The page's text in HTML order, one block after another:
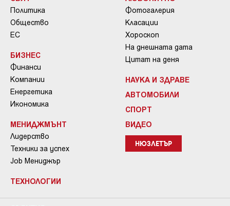
Политика
Общество
ЕС
БИЗНЕС
Финанси
Компании
Енергетика
Икономика
МЕНИДЖМЪНТ
Лидерство
Техники за успех
Job Мениджър
ТЕХНОЛОГИИ
Фотогалерия
Класации
Хороскоп
На днешната дата
Цитат на деня
НАУКА И ЗДРАВЕ
АВТОМОБИЛИ
СПОРТ
ВИДЕО
НЮЗЛЕТЪР